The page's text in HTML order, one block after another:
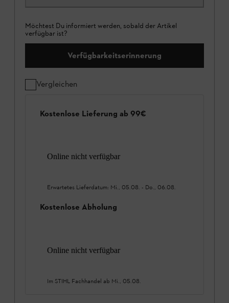
Möchtest Du informiert werden, sobald der Artikel
verfügbar ist?
Verfügbarkeitserinnerung
Vergleichen
Kostenlose Lieferung ab 99€
Online nicht verfügbar
Erwartetes Lieferdatum: Mi., 05.08. - Do., 06.08.
Kostenlose Abholung
Online nicht verfügbar
Im STIHL Fachhandel ab Mi., 05.08.